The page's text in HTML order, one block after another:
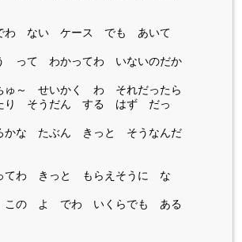
わ ない ケース でも あいて
って わかってわ いないのだか
ゅ～ せいかく わ それだったら
り そうだん する はず だっ
かな たぶん きっと そうなんだ
てわ きっと もらえそうに な
この よ でわ いくらでも ある